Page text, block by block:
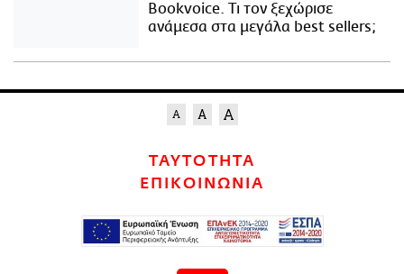
Bookvoice. Τι τον ξεχώρισε
ανάμεσα στα μεγάλα best sellers;
ΤΑΥΤΟΤΗΤΑ
ΕΠΙΚΟΙΝΩΝΙΑ